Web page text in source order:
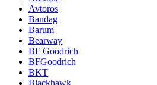
Avtoros
Bandag
Barum
Bearway
BF Goodrich
BFGoodrich
BKT
Blackhawk